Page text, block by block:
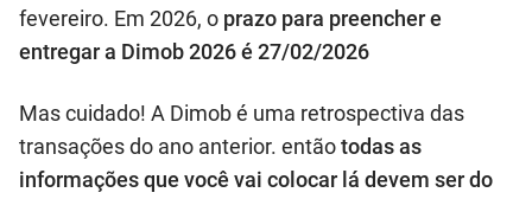
fevereiro. Em 2026, o prazo para preencher e
entregar a Dimob 2026 é 27/02/2026
Mas cuidado! A Dimob é uma retrospectiva das
transações do ano anterior. entãotodas as
informações que você vai colocar lá devem ser do